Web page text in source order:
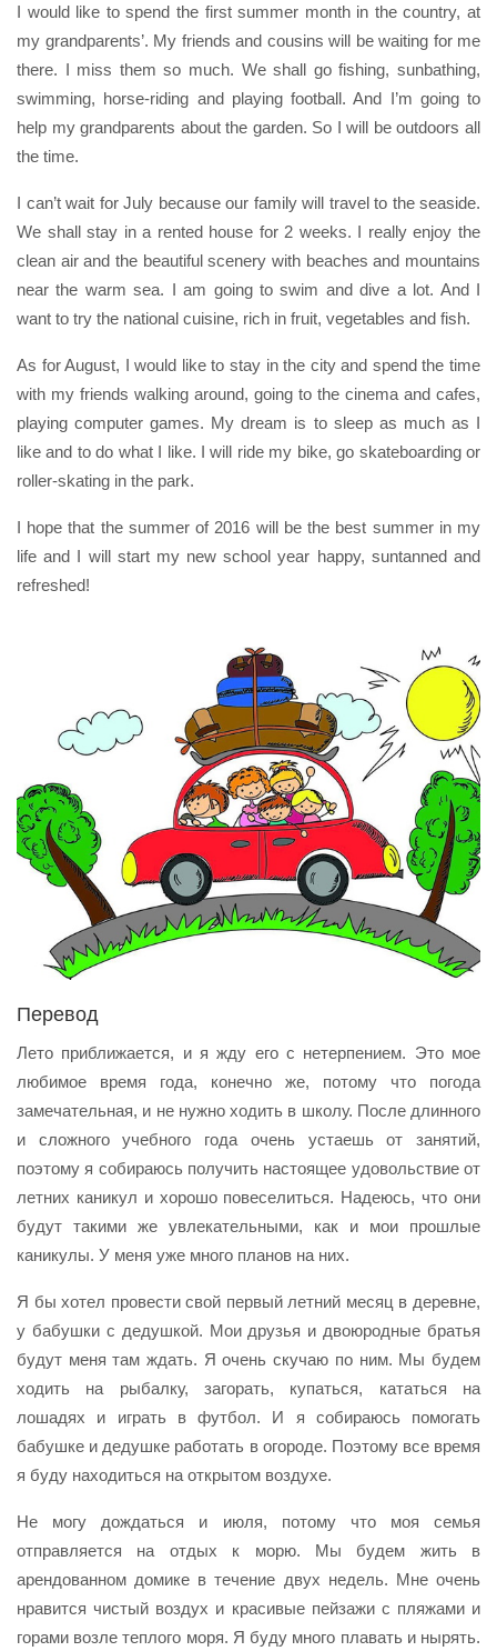
I would like to spend the first summer month in the country, at
my grandparents’. My friends and cousins will be waiting for me
there. I miss them so much. We shall go fishing, sunbathing,
swimming, horse-riding and playing football. And I’m going to
help my grandparents about the garden. So I will be outdoors all
the time.
I can’t wait for July because our family will travel to the seaside.
We shall stay in a rented house for 2 weeks. I really enjoy the
clean air and the beautiful scenery with beaches and mountains
near the warm sea. I am going to swim and dive a lot. And I
want to try the national cuisine, rich in fruit, vegetables and fish.
As for August, I would like to stay in the city and spend the time
with my friends walking around, going to the cinema and cafes,
playing computer games. My dream is to sleep as much as I
like and to do what I like. I will ride my bike, go skateboarding or
roller-skating in the park.
I hope that the summer of 2016 will be the best summer in my
life and I will start my new school year happy, suntanned and
refreshed!
Перевод
Лето приближается, и я жду его с нетерпением. Это мое
любимое время года, конечно же, потому что погода
замечательная, и не нужно ходить в школу. После длинного
и сложного учебного года очень устаешь от занятий,
поэтому я собираюсь получить настоящее удовольствие от
летних каникул и хорошо повеселиться. Надеюсь, что они
будут такими же увлекательными, как и мои прошлые
каникулы. У меня уже много планов на них.
Я бы хотел провести свой первый летний месяц в деревне,
у бабушки с дедушкой. Мои друзья и двоюродные братья
будут меня там ждать. Я очень скучаю по ним. Мы будем
ходить на рыбалку, загорать, купаться, кататься на
лошадях и играть в футбол. И я собираюсь помогать
бабушке и дедушке работать в огороде. Поэтому все время
я буду находиться на открытом воздухе.
Не могу дождаться и июля, потому что моя семья
отправляется на отдых к морю. Мы будем жить в
арендованном домике в течение двух недель. Мне очень
нравится чистый воздух и красивые пейзажи с пляжами и
горами возле теплого моря. Я буду много плавать и нырять.